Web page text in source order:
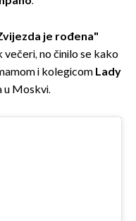
je rođena"
no činilo se kako
i kolegicom Lady
u Moskvi.